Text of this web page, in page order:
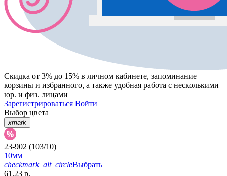
Скидка от 3% до 15% в личном кабинете, запоминание
корзины и избранного, а также удобная работа с несколькими
юр. и физ. лицами
Зарегистрироваться Войти
Выбор цвета
xmark
23-902 (103/10)
10мм
checkmark_alt_circleВыбрать
61.23 р.